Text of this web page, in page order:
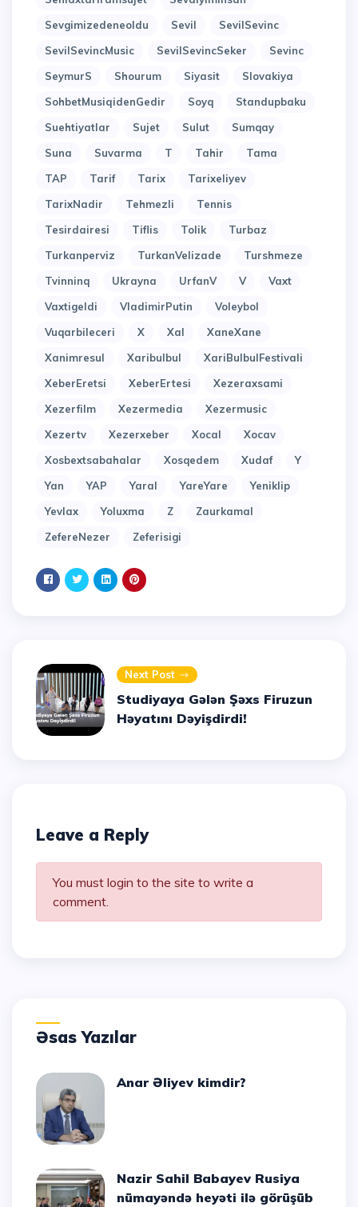
Sevgimizedeneoldu
Sevil
SevilSevinc
SevilSevincMusic
SevilSevincSeker
Sevinc
SeymurS
Shourum Siyasit
Slovakiya
SohbetMusiqidenGedir
Soyq
Standupbaku
Suehtiyatlar
Sujet Sulut
Sumqay
Suna
Suvarma T Tahir
Tama
TAP
Tarif Tarix
Tarixeliyev
TarixNadir
Tehmezli
Tennis
Tesirdairesi
Tiflis Tolik
Turbaz
Turkanperviz
TurkanVelizade
Turshmeze
Tvinninq
Ukrayna UrfanV V
Vaxt
Vaxtigeldi
VladimirPutin
Voleybol
Vuqarbileceri
X Xal
XaneXane
Xanimresul
Xaribulbul
XariBulbulFestivali
XeberEretsi
XeberErtesi
Xezeraxsami
Xezerfilm
Xezermedia
Xezermusic
Xezertv
Xezerxeber Xocal
Xocav
Xosbextsabahalar
Xosqedem Xudaf
Y
Yan
YAP Yaral YareYare
Yeniklip
Yevlax
Yoluxma Z
Zaurkamal
ZefereNezer
Zeferisigi
Next Post
Studiyaya Gələn Şəxs Firuzun
Həyatını Dəyişdirdi!
Leave a Reply
You must login to the site to write a
comment.
Əsas Yazılar
Anar Əliyev kimdir?
Nazir Sahil Babayev Rusiya
nümayəndə heyəti ilə görüşüb